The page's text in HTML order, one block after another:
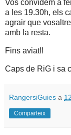
Vos convidem a
a les 19.30h, els
agrair que
amb la resta.
Fins aviat!!
Caps de RiG i sa
RangersiGuies a
Comparteix